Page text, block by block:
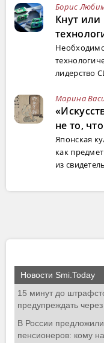
Борис
Кнут
лидерство
Марина
не то,
Японская
как
из